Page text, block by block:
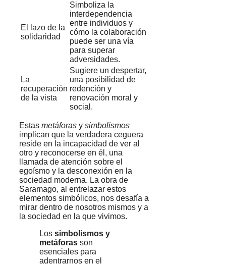
El lazo de la
solidaridad
Simboliza la
interdependencia
entre individuos y
cómo la colaboración
puede ser una vía
para superar
adversidades.
La
recuperación
de la vista
Sugiere un despertar,
una posibilidad de
redención y
renovación moral y
social.
Estas metáforas y simbolismos
implican que la verdadera ceguera
reside en la incapacidad de ver al
otro y reconocerse en él, una
llamada de atención sobre el
egoísmo y la desconexión en la
sociedad moderna. La obra de
Saramago, al entrelazar estos
elementos simbólicos, nos desafía a
mirar dentro de nosotros mismos y a
la sociedad en la que vivimos.
Los simbolismos y
metáforas son
esenciales para
adentrarnos en el